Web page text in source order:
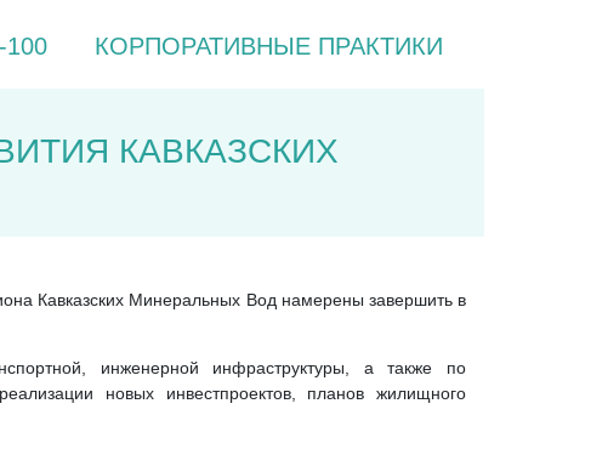
КОРПОРАТИВНЫЕ ПРАКТИКИ
КАВКАЗСКИХ
Кавказских Минеральных Вод намерены завершить в
инженерной инфраструктуры, а также по
новых инвестпроектов, планов жилищного